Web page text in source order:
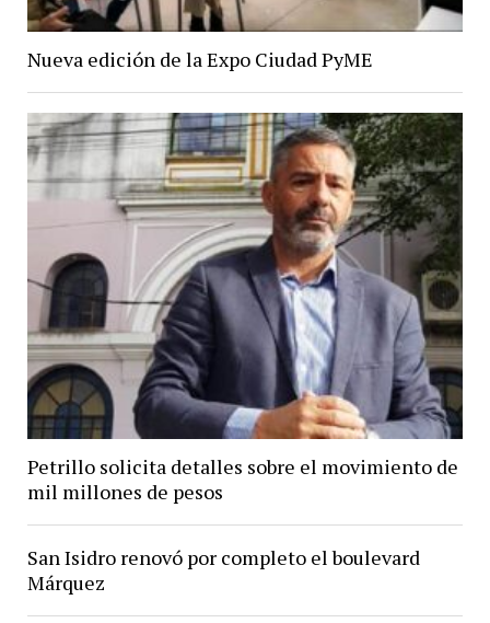
Nueva edición de la Expo Ciudad PyME
Petrillo solicita detalles sobre el movimiento de
mil millones de pesos
San Isidro renovó por completo el boulevard
Márquez